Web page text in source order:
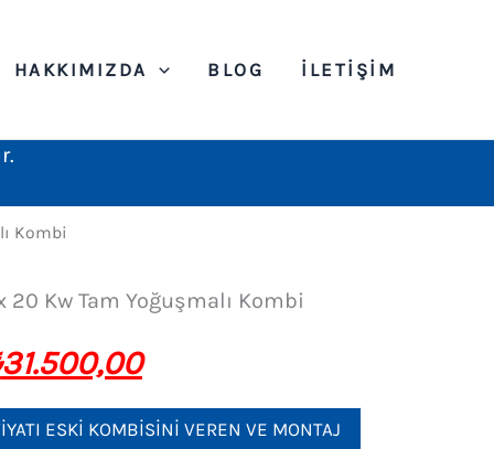
HAKKIMIZDA BLOG İLETIŞIM
Kombi
20 Kw Tam Yoğuşmalı Kombi
31.500,00
ESKİ KOMBİSİNİ VEREN VE MONTAJ